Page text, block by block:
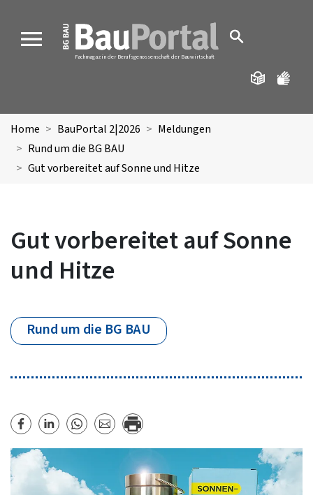
MENU
Fachmagazin der Berufsgenossenschaft der Bauwirtschaft
Home BauPortal 2|2026
Meldungen
Rund um die BG BAU
Gut vorbereitet auf Sonne und Hitze
Gut vorbereitet auf Sonne
und Hitze
Rund um die BG BAU